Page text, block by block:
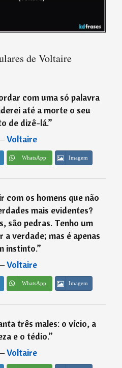
de Voltaire
com uma só palavra
até a morte o seu
de dizê-lá.”
Voltaire
WhatsApp Imagem
com os homens que não
mais evidentes?
são pedras. Tenho um
a verdade; mas é apenas
instinto.”
Voltaire
WhatsApp Imagem
três males: o vício, a
e o tédio.”
Voltaire